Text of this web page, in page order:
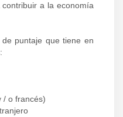
a la economía
puntaje que tiene en
/ o francés)